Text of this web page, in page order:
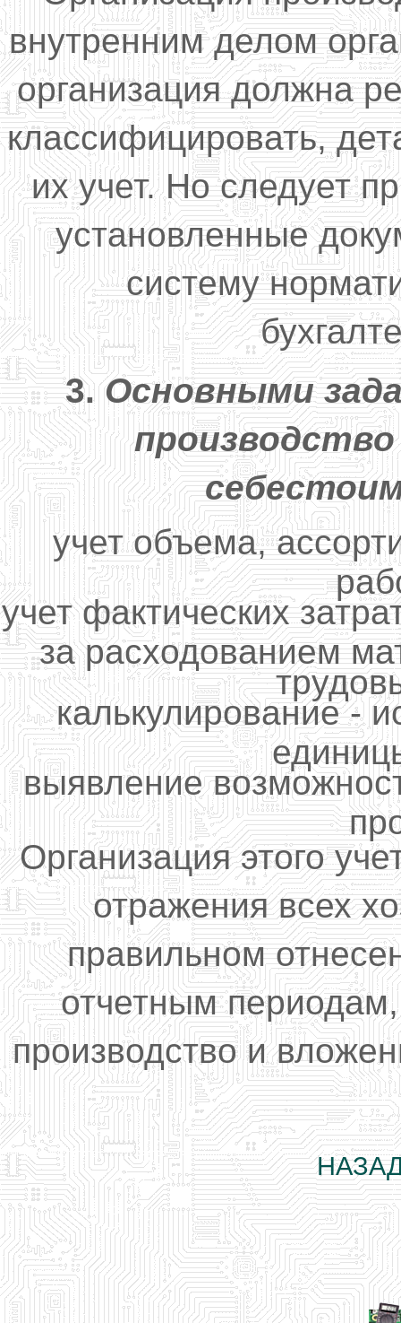
внутренним делом
организация должна
классифицировать,
их учет. Но следует
установленные
систему
3. Основными
производство
учет объема,
учет фактических
за расходованием
калькулирование -
выявление
Организация этого
отражения всех
правильном
отчетным периодам,
производство и